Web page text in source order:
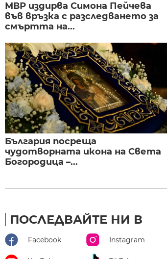
МВР издирва Симона Пейчева
във връзка с разследването за
смъртта на...
България посреща
чудотворната икона на Света
Богородица –...
ПОСЛЕДВАЙТЕ НИ В
Facebook Instagram